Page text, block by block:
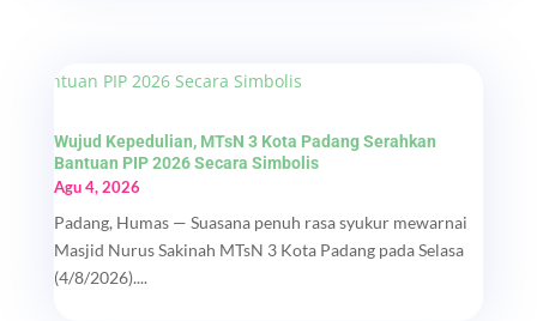
Wujud Kepedulian, MTsN 3 Kota Padang Serahkan
Bantuan PIP 2026 Secara Simbolis
Agu 4, 2026
Padang, Humas — Suasana penuh rasa syukur mewarnai
Masjid Nurus Sakinah MTsN 3 Kota Padang pada Selasa
(4/8/2026)....